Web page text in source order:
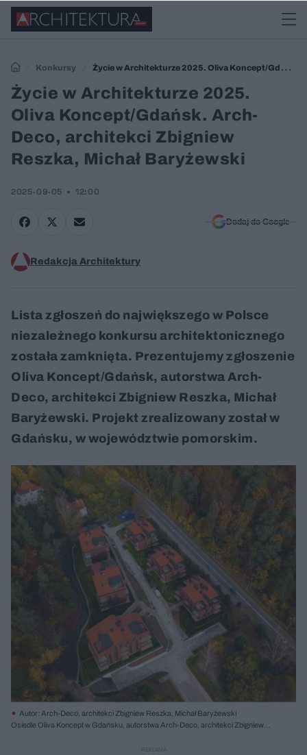
Konkursy
Życie w Architekturze 2025. Oliva Koncept/Gdańsk.
Arch-Deco, architekci Zbigniew Reszka, Michał Baryżewski
Życie w Architekturze 2025.
Oliva Koncept/Gdańsk. Arch-
Deco, architekci Zbigniew
Reszka, Michał Baryżewski
2025-09-05 12:00
Dodaj do Google
Redakcja Architektury
Lista zgłoszeń do największego w Polsce
niezależnego konkursu architektonicznego
została zamknięta. Prezentujemy zgłoszenie
Oliva Koncept/Gdańsk, autorstwa Arch-
Deco, architekci Zbigniew Reszka, Michał
Baryżewski. Projekt zrealizowany został w
Gdańsku, w województwie pomorskim.
Autor: Arch-Deco, architekci Zbigniew Reszka, Michał Baryżewski
Osiedle Oliva Koncept w Gdańsku, autorstwa Arch-Deco, architekci Zbigniew
nowoczesnych budynków z pomarańczowymi dachami, wkomponowanych w